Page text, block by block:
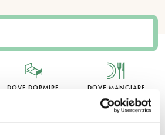
DOVE DORMIRE DOVE MANGIARE